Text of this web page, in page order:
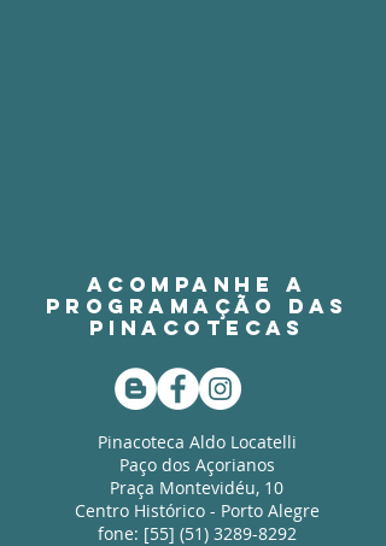
Acompanhe a
programação das
Pinacotecas
Pinacoteca Aldo Locatelli
Paço dos Açorianos
Praça Montevidéu, 10
Centro Histórico - Porto Alegre
fone: [55] (51) 3289-8292